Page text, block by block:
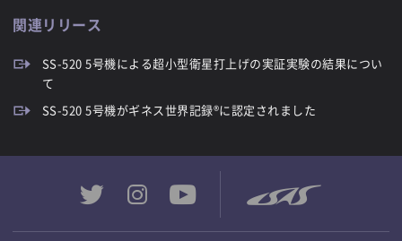
関連リリース
SS-520 5号機による超小型衛星打上げの実証実験の結果につい
て
SS-520 5号機がギネス世界記録®︎に認定されました